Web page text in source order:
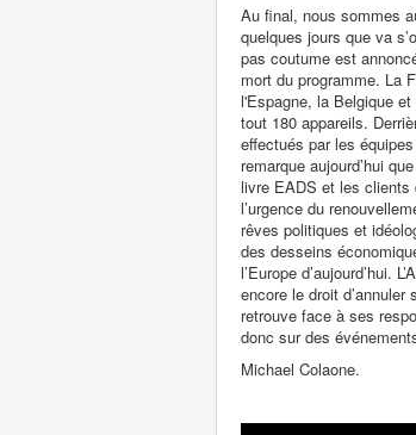
Au final, nous sommes
quelques jours que va
pas coutume est
mort du programme. La
l'Espagne, la Belgique
tout 180 appareils.
effectués par les
remarque aujourd’hui
livre EADS et les clients
l’urgence du
rêves politiques et
des desseins
l’Europe d’aujourd’hui.
encore le droit
retrouve face à ses
donc sur des
Michael Colaone.